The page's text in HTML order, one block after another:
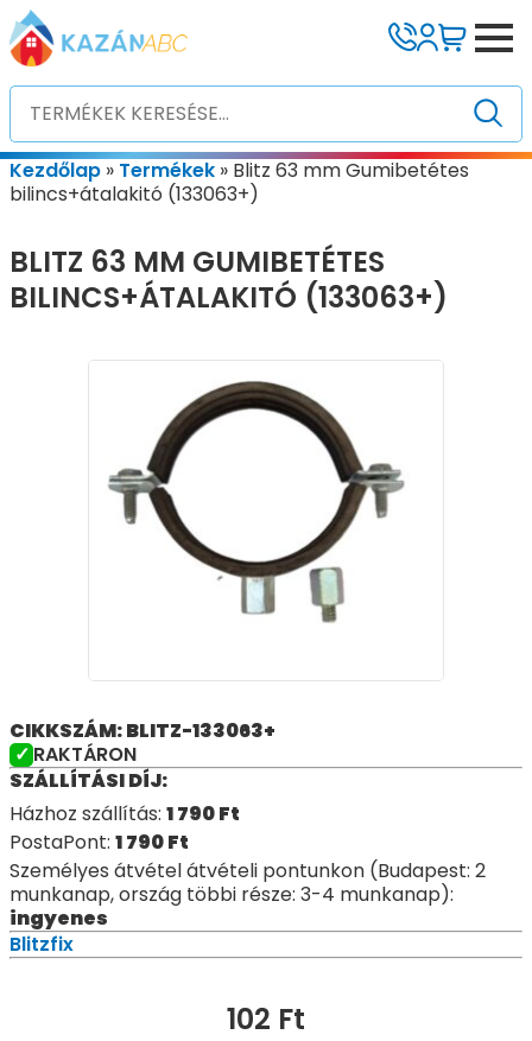
Kezdőlap » Termékek » Blitz 63 mm Gumibetétes
bilincs+átalakitó (133063+)
BLITZ 63 MM GUMIBETÉTES
BILINCS+ÁTALAKITÓ (133063+)
CIKKSZÁM: BLITZ-133063+
RAKTÁRON
SZÁLLÍTÁSI DÍJ:
Házhoz szállítás: 1 790Ft
PostaPont: 1 790Ft
Személyes átvétel átvételi pontunkon (Budapest: 2
munkanap, ország többi része: 3-4 munkanap):
ingyenes
Blitzfix
102 Ft